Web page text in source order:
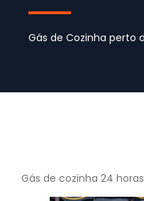
Gás de Cozinha perto
Gás de cozinha 24